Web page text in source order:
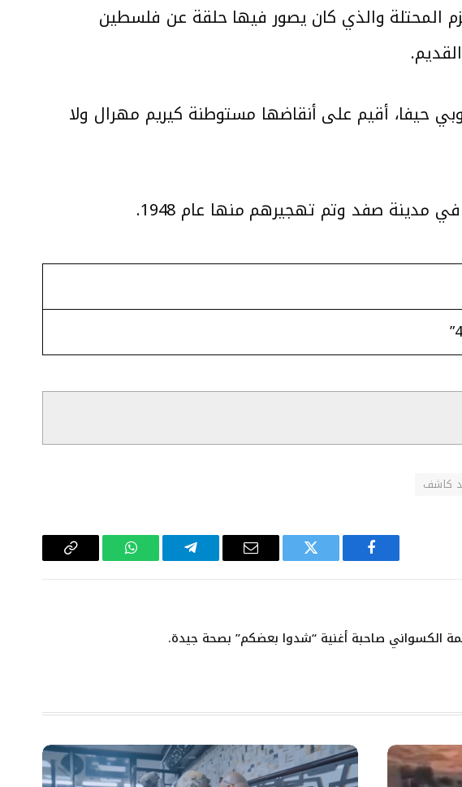
المحتلة والذي كان يصور فيها حلقة عن فلسطين
فلسطينية هُجر أهلها عام 1948 تقع على بعد 28 كلم جنوبي حيفا، أقيم على أنقاضها مستوطنة كيريم مهرال ولا
مدينة صفد وتم تهجيرهم منها عام 1948.
كاشف
فيسبوك تويتر
البريد
تيلقرام واتساب
Copy
الكسواني صاحبة أغنية “شدوا بعضكم” بصحة جيدة.